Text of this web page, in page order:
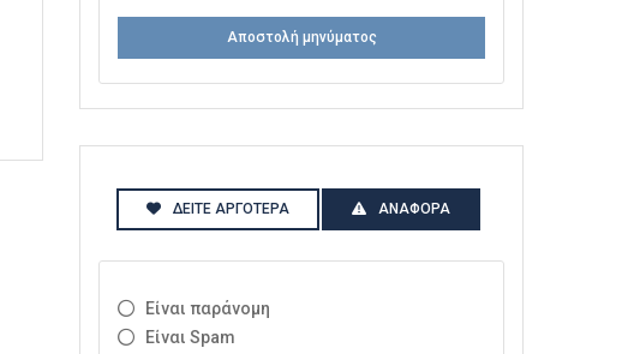
Αποστολή μηνύματος
ΔΕΊΤΕ ΑΡΓΌΤΕΡΑ ΑΝΑΦΟΡΆ
Είναι παράνομη
Είναι Spam